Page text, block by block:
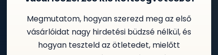
Megmutatom, hogyan szerezd meg az első
vásárlóidat nagy hirdetési büdzsé nélkül, és
hogyan teszteld az ötletedet, mielőtt